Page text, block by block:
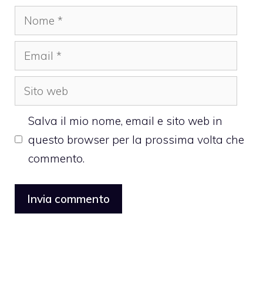
Nome
Email
Sito
web
Salva il mio nome, email e sito web in
questo browser per la prossima volta che
commento.